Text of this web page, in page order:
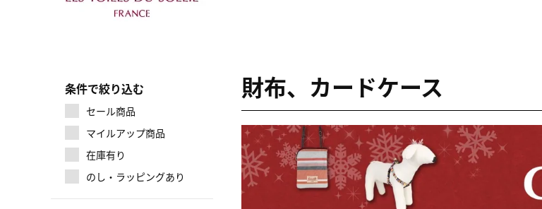
マイルアップ商品
条件で絞り込む
セール商品
在庫有り
のし・ラッピングあり
財布、カードケース